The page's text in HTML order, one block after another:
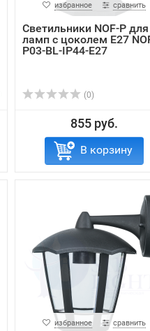
избранное сравнить
Светильники NOF-P для
ламп с цоколем Е27
P03-BL-IP44-E27
(0)
855 руб.
В корзину
избранное сравнить